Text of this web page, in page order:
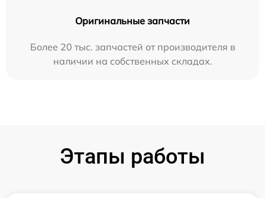
Оригинальные запчасти
Более 20 тыс. запчастей от производителя в
наличии на собственных складах.
Этапы работы